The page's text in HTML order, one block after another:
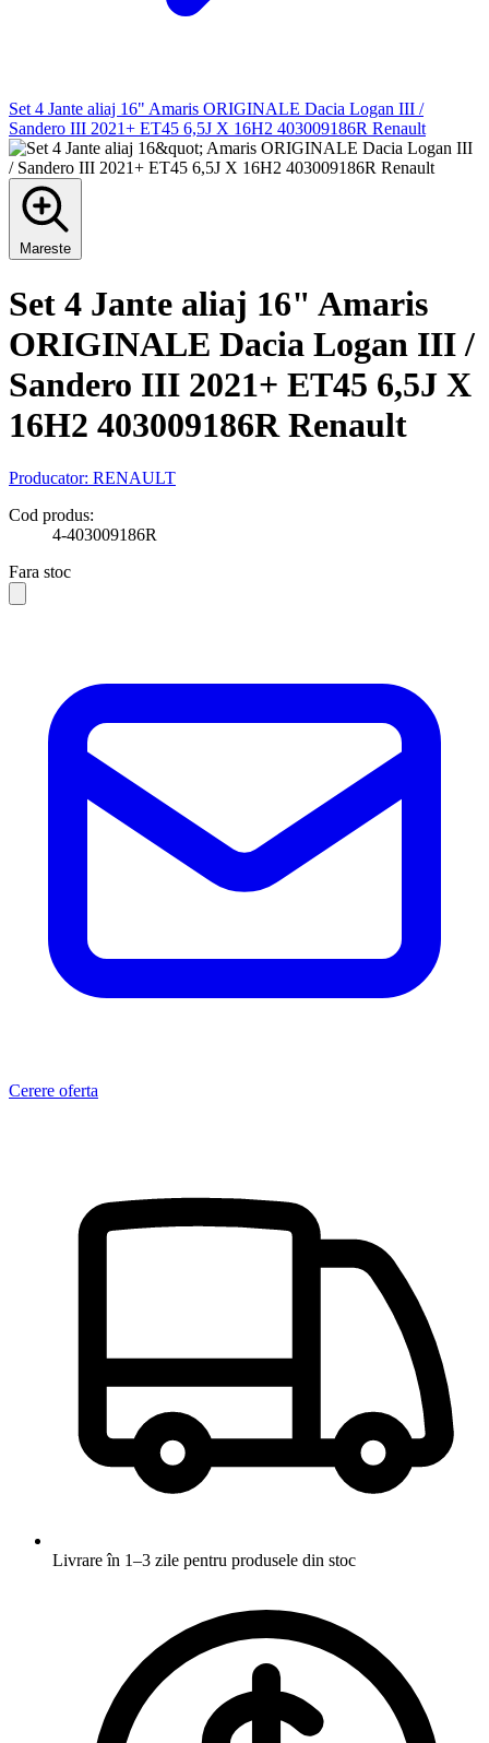
Set 4 Jante aliaj 16" Amaris ORIGINALE Dacia Logan III /
Sandero III 2021+ ET45 6,5J X 16H2 403009186R Renault
Mareste
Set 4 Jante aliaj 16" Amaris
ORIGINALE Dacia Logan III /
Sandero III 2021+ ET45 6,5J X
16H2 403009186R Renault
Producator: RENAULT
Cod produs:
4-403009186R
Fara stoc
Cerere oferta
Livrare în 1–3 zile pentru produsele din stoc